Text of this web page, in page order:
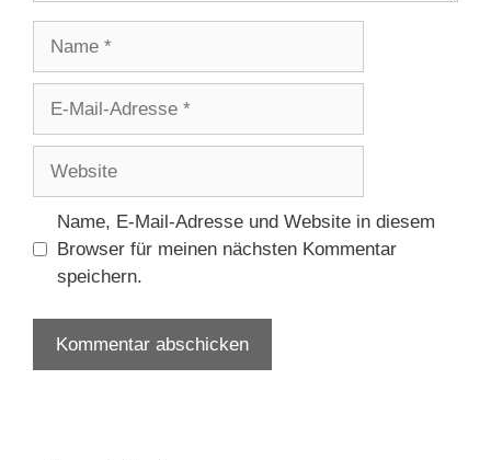
Adresse
Name, E-Mail-Adresse und Website in diesem
Browser für meinen nächsten Kommentar
speichern.